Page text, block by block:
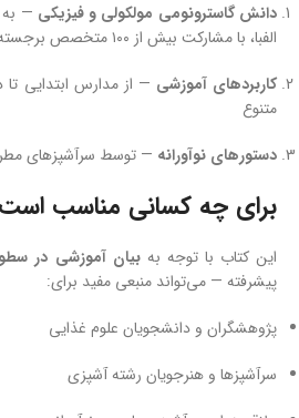
دانش گاسترونومی مولکولی و فیزیکی — به
الفبا، با مشارکت بیش از ۱۰۰ متخصص برجسته علوم غذایی
کاربردهای آموزشی — از مدارس ابتدایی
متنوع
دستورهای نوآورانه — توسط سرآشپزهای
برای چه کسانی مناسب
این کتاب با توجه بهبیان آموزشی در
پیشرفته — می‌تواند منبعی مفید برای:
پژوهشگران و دانشجویان علوم غذایی
سرآشپزها و هنرجویان رشته آشپزی